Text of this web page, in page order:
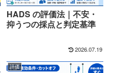
HADS の評価法｜不安・
抑うつの採点と判定基準
2026.07.19
評価